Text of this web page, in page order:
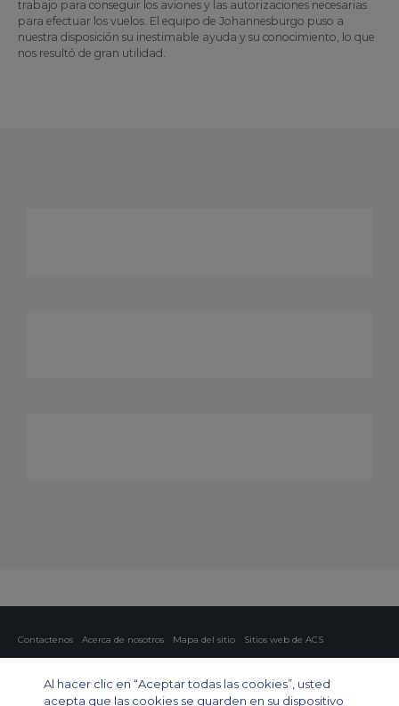
trabajo para conseguir los aviones y las autorizaciones necesarias
para efectuar los vuelos. El equipo de Johannesburgo puso a
nuestra disposición su inestimable ayuda y su conocimiento, lo que
nos resultó de gran utilidad.
Contactenos Acerca de nosotros Mapa del sitio
Sitios web de ACS
Chárter privado
Chárter para grupos Chárter de carga Guía de aviones
Al hacer clic en “Aceptar todas las cookies”, usted
acepta que las cookies se guarden en su dispositivo